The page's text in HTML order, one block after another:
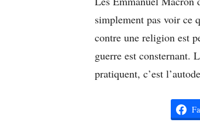
simplement pas voir ce
contre une religion est
guerre est consternant.
pratiquent, c’est